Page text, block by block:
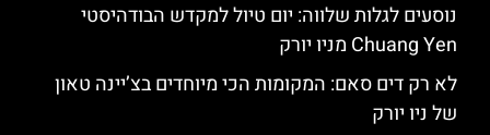
נוסעים לגלות שלווה: יום טיול למקדש הבודהיסטי
Chuang Yen מניו יורק
לא רק דים סאם: המקומות הכי מיוחדים בצ’יינה טאון
של ניו יורק